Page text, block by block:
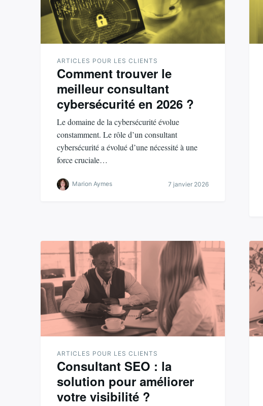
ARTICLES POUR LES CLIENTS
Comment trouver le
meilleur consultant
cybersécurité en 2026 ?
Le domaine de la cybersécurité évolue
constamment. Le rôle d’un consultant
cybersécurité a évolué d’une nécessité à une
force cruciale…
Marion Aymes 7 janvier 2026
ARTICLES POUR LES CLIENTS
Consultant SEO : la
solution pour améliorer
votre visibilité ?